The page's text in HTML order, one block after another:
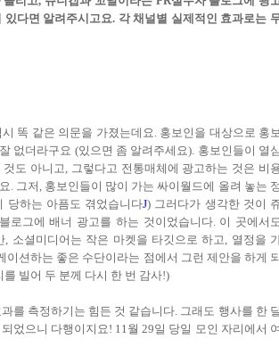
다면 알려주시고요. 각 채널별 실제적인 효과로는
똑 같은 의문을 가졌는데요. 홍보인을 대상으로 홍
없더라구요 (있으면 좀 알려주세요). 홍보인들이 열심
도 아니고, 그렇다고 전통매체에 광고하는 것은 비
. 그저, 홍보인들이 많이 가는 싸이월드에 올려 놓는 정
당하는 아픔도 겪었습니다J) 그러다가 생각한 것이
로그에 배너 광고를 하는 것이었습니다. 이 곳에서
, 소셜미디어는 작은 마켓을 타깃으로 하고, 열정을
이션하는 좋은 수단이라는 점에서 그런 제안을 하게 되
를 빌어 두 분께 다시 한 번 감사!)
를 측정하기는 힘든 것 같습니다. 그래도 행사를 한
었으니 다행이지요! 11월 29일 당일 모인 자리에서 여